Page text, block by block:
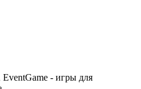
EventGame - игры для